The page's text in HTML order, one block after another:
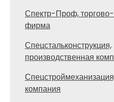
Спектр-Проф,
фирма
Спецстальконструкция,
производственная
компания